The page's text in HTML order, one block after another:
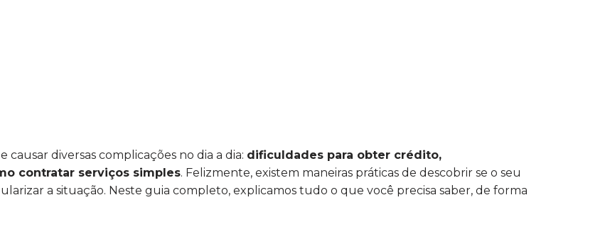
diversas complicações no dia a dia: dificuldades para obter crédito,
contratar serviços simples. Felizmente, existem maneiras práticas de descobrir se o seu
a situação. Neste guia completo, explicamos tudo o que você precisa saber, de forma